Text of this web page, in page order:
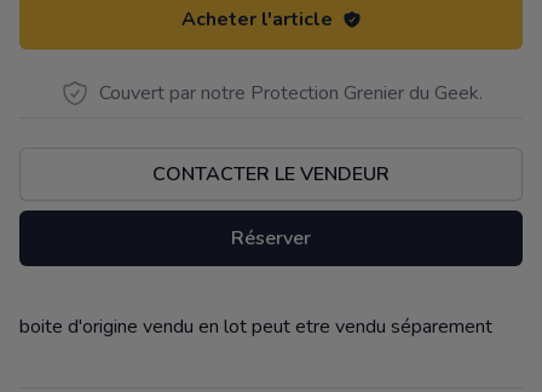
Acheter l'article
Couvert par notre Protection Grenier du Geek.
CONTACTER LE VENDEUR
Réserver
Description
boite d'origine vendu en lot peut etre vendu séparement